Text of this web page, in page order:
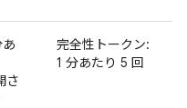
さ
完全性トークン:
1 分あたり 5 回